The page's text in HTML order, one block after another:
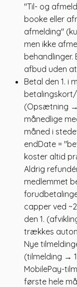
"Til- og
booke eller
afmelding"
men ikke
afbud uden
Betal den 1. i
betalingskort/
(Opsætning
månedlige
måned i
endDate =
koster altid
Aldrig
medlemmet
capper ved
den 1.
trækkes
Nye
(tilmelding →
MobilePay-
første hele